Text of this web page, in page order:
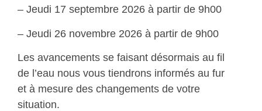
– Jeudi 17 septembre 2026 à partir de 9h00
– Jeudi 26 novembre 2026 à partir de 9h00
Les avancements se faisant désormais au fil
de l’eau nous vous tiendrons informés au fur
et à mesure des changements de votre
situation.